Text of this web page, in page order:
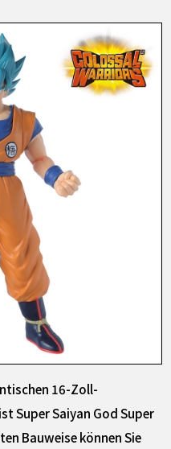
16-Zoll-
Super Saiyan God Super
Bauweise können Sie